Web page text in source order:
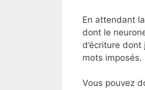
En attendant
dont le
d’écriture
mots imposés.
Vous pouvez